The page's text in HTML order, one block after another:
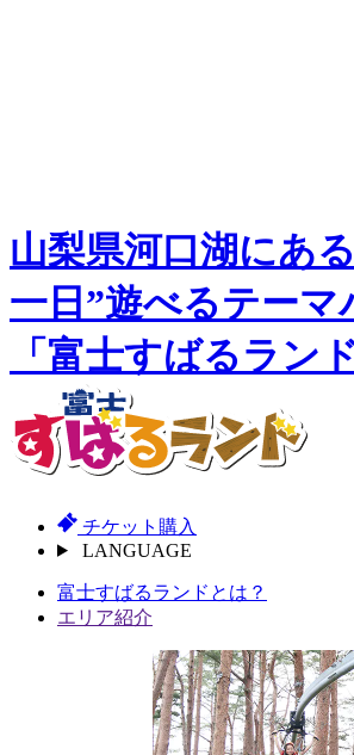
山梨県河口湖にあ
一日”遊べるテーマ
「富士すばるランド
チケット購入
LANGUAGE
富⼠すばるランドとは？
エリア紹介